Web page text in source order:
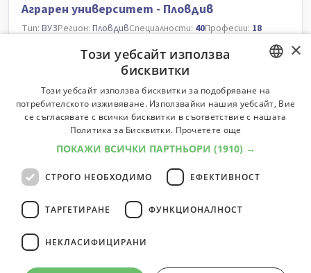
Аграрен университет - Пловдив
Тип: ВУЗРегион: ПловдивСпециалности: 40Професии: 18
Русенски университет "Ангел Кънчев"
Тип:ВУЗРегион: РусеСпециалности: 93Професии:61
Специалности Професии
Тракийски университет - Стара Загора
Тип: ВУЗ Регион:Стара Загора Специалности: 36Професии:
Специалности
университети
BULGARIAN
ENGLISH
×
Този уебсайт използва
бисквитки
Този уебсайт използва бисквитки за подобряване на
потребителското изживяване. Използвайки нашия уебсайт, Вие
се съгласявате с всички бисквитки в съответствие с нашата
Политика за Бисквитки. Прочетете още
ПОКАЖИ ВСИЧКИ ПАРТНЬОРИ (1910) →
СТРОГО НЕОБХОДИМО ЕФЕКТИВНОСТ
ТАРГЕТИРАНЕ ФУНКЦИОНАЛНОСТ
НЕКЛАСИФИЦИРАНИ